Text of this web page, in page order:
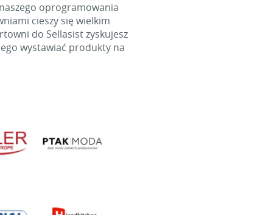
oprogramowania
cieszy się wielkim
do Sellasist zyskujesz
wystawiać produkty na